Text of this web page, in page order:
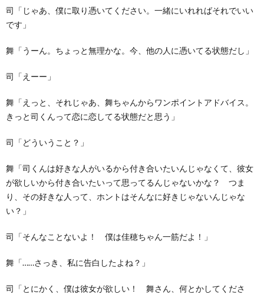
司「じゃあ、僕に取り憑いてください。一緒にいれればそれでいい
です」
舞「うーん。ちょっと無理かな。今、他の人に憑いてる状態だし」
司「えーー」
舞「えっと、それじゃあ、舞ちゃんからワンポイントアドバイス。
きっと司くんって恋に恋してる状態だと思う」
司「どういうこと？」
舞「司くんは好きな人がいるから付き合いたいんじゃなくて、彼女
が欲しいから付き合いたいって思ってるんじゃないかな？ つま
り、その好きな人って、ホントはそんなに好きじゃないんじゃな
い？」
司「そんなことないよ！ 僕は佳穂ちゃん一筋だよ！」
舞「……さっき、私に告白したよね？」
司「とにかく、僕は彼女が欲しい！ 舞さん、何とかしてくださ